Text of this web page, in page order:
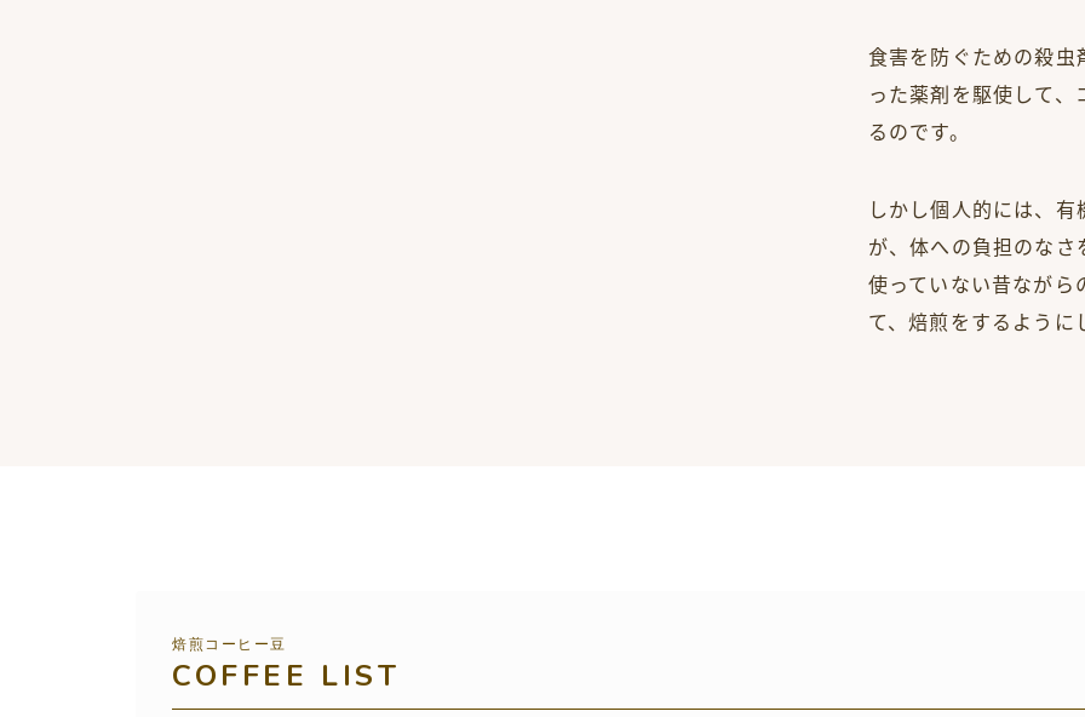
食害を防ぐための殺虫
った薬剤を駆使して
るのです。
しかし個人的には、
が、体への負担のなさ
使っていない昔ながら
て、焙煎をするように
焙煎コーヒー豆
COFFEE LIST